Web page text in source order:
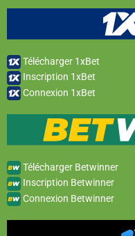
Télécharger 1xBet
Inscription 1xBet
Connexion 1xBet
Télécharger Betwinner
Inscription Betwinner
Connexion Betwinner